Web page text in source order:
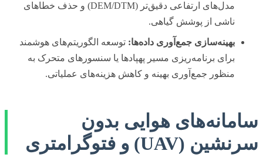
مدل‌های ارتفاعی دقیق‌تر (DEM/DTM) و حذف خطاهای
ناشی از پوشش گیاهی.
بهینه‌سازی جمع‌آوری داده‌ها: توسعه الگوریتم‌های هوشمند
برای برنامه‌ریزی مسیر پهپادها یا سنسورهای متحرک به
منظور جمع‌آوری بهینه و کاهش هزینه‌های عملیاتی.
سامانه‌های هوایی بدون
سرنشین (UAV) و فتوگرامتری